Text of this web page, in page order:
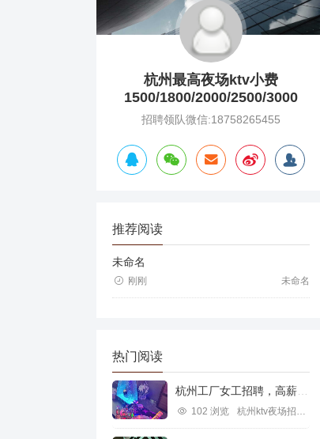
杭州最高夜场ktv小费
1500/1800/2000/2500/3000
招聘领队微信:18758265455
推荐阅读
未命名
刚刚 未命名
热门阅读
102 浏览 杭州ktv夜场招聘信息